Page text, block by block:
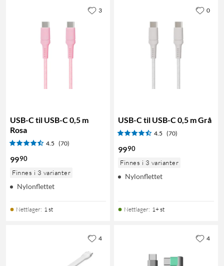
USB-C til USB-C 0,5 m
Rosa
4.5 (70)
9990
Finnes i 3 varianter
Nylonflettet
Nettlager: 1 st
3
USB-C til USB-C 0,5 m Grå
4.5 (70)
9990
Finnes i 3 varianter
Nylonflettet
Nettlager: 1+ st
0
4 4